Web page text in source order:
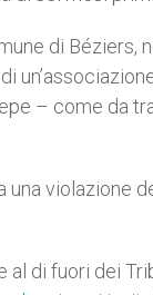
di Béziers,
– come da
violazione
di fuori dei